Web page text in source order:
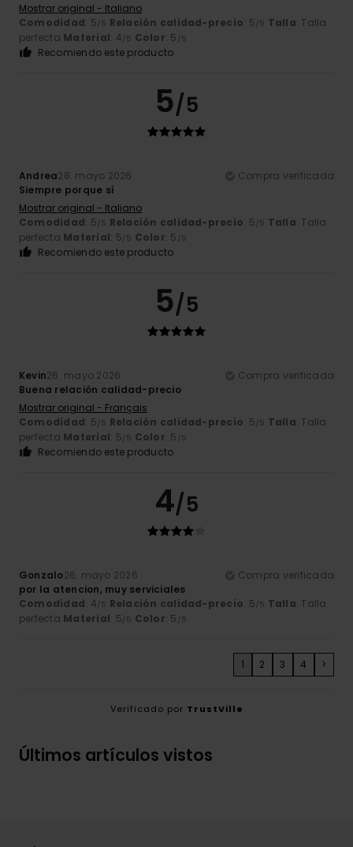
Mostrar original - Italiano
Comodidad: 5/5 Relación calidad-precio: 5/5 Talla: Talla
perfecta Material: 4/5 Color: 5 /5
Recomiendo este producto
5/5
Andrea28. mayo 2026
Compra verificada
Siempre porque sí
Mostrar original - Italiano
Comodidad: 5/5 Relación calidad-precio: 5/5 Talla: Talla
perfecta Material: 5/5 Color: 5 /5
Recomiendo este producto
5/5
Kevin26. mayo 2026
Compra verificada
Buena relación calidad-precio
Mostrar original - Français
Comodidad: 5/5 Relación calidad-precio: 5/5 Talla: Talla
perfecta Material: 5/5 Color: 5 /5
Recomiendo este producto
4/5
Gonzalo26. mayo 2026
Compra verificada
por la atencion, muy serviciales
Comodidad: 4/5 Relación calidad-precio: 5/5 Talla: Talla
perfecta Material: 5/5 Color: 5 /5
1 2 3 4 >
Verificado por TrustVille
Últimos artículos vistos